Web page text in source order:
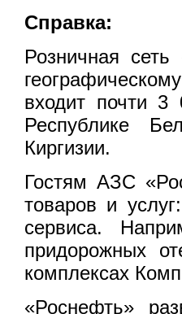
Справка:
Розничная
входит почти
Республике
Киргизии.
Гостям АЗС
товаров и
сервиса.
придорожных
комплексах
«Роснефть»